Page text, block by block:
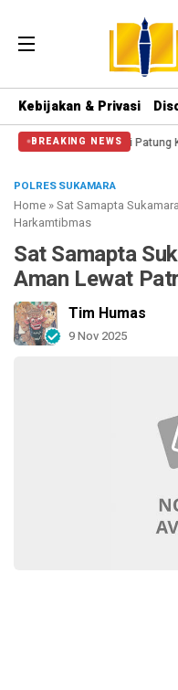
Kebijakan & Privasi
BREAKING NEWS
Massa di Patung Kuda: Semoga
POLRES SUKAMARA
Home »Sat Samapta
Harkamtibmas
Sat Samapta
Aman Lewat
Tim Humas
9 Nov 2025